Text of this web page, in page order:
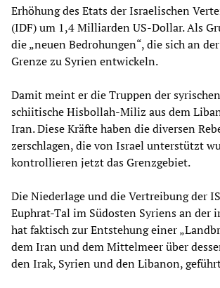
Erhöhung des Etats der Israelischen
(IDF) um 1,4 Milliarden US-Dollar. Als
die „neuen Bedrohungen“, die sich an
Grenze zu Syrien entwickeln.
Damit meint er die Truppen der
schiitische Hisbollah-Miliz aus dem
Iran. Diese Kräfte haben die diversen
zerschlagen, die von Israel unterstützt
kontrollieren jetzt das Grenzgebiet.
Die Niederlage und die Vertreibung der
Euphrat-Tal im Südosten Syriens an der
hat faktisch zur Entstehung einer
dem Iran und dem Mittelmeer über
den Irak, Syrien und den Libanon,